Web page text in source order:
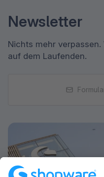
Newsletter
Nichts mehr
auf dem Laufenden.